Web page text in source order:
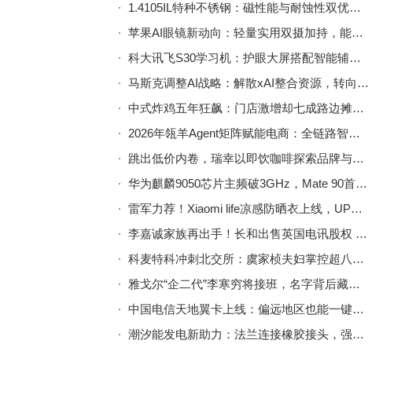
1.4105IL特种不锈钢：磁性能与耐蚀性双优，高端制造的理想之选
苹果AI眼镜新动向：轻量实用双摄加持，能否撼动Meta市场地位？
科大讯飞S30学习机：护眼大屏搭配智能辅导，为孩子铺就高效学习路
马斯克调整AI战略：解散xAI整合资源，转向云服务谋新局
中式炸鸡五年狂飙：门店激增却七成路边摊，品牌化突围路在何方？
2026年瓴羊Agent矩阵赋能电商：全链路智能化落地，驱动行业数智升级
跳出低价内卷，瑞幸以即饮咖啡探索品牌与场景新增长路径
华为麒麟9050芯片主频破3GHz，Mate 90首发引领国产芯片性能新高度
雷军力荐！Xiaomi life凉感防晒衣上线，UPF50 + 冰爽透气颜值高
李嘉诚家族再出手！长和出售英国电讯股权 套现455亿港元优化资产
科麦特科冲刺北交所：虞家桢夫妇掌控超八成表决权 妻子财务背景助力发展
雅戈尔“企二代”李寒穷将接班，名字背后藏父爱，商业版图再拓展
中国电信天地翼卡上线：偏远地区也能一键直连卫星，通信无死角成现实
潮汐能发电新助力：法兰连接橡胶接头，强韧柔韧守护海洋动力系统